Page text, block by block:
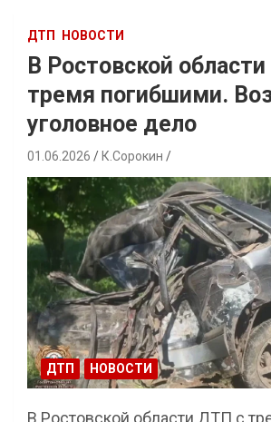
ДТП НОВОСТИ
В Ростовской
тремя погибшими.
уголовное дело
01.06.2026 К.Сорокин
ДТП НОВОСТИ
В Ростовской области ДТП с